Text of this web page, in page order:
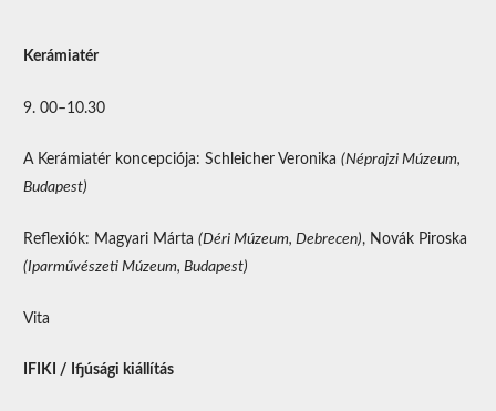
Kerámiatér
9. 00–10.30
A Kerámiatér koncepciója: Schleicher Veronika (Néprajzi Múzeum,
Budapest)
Reflexiók: Magyari Márta (Déri Múzeum, Debrecen), Novák Piroska
(Iparművészeti Múzeum, Budapest)
Vita
IFIKI / Ifjúsági kiállítás